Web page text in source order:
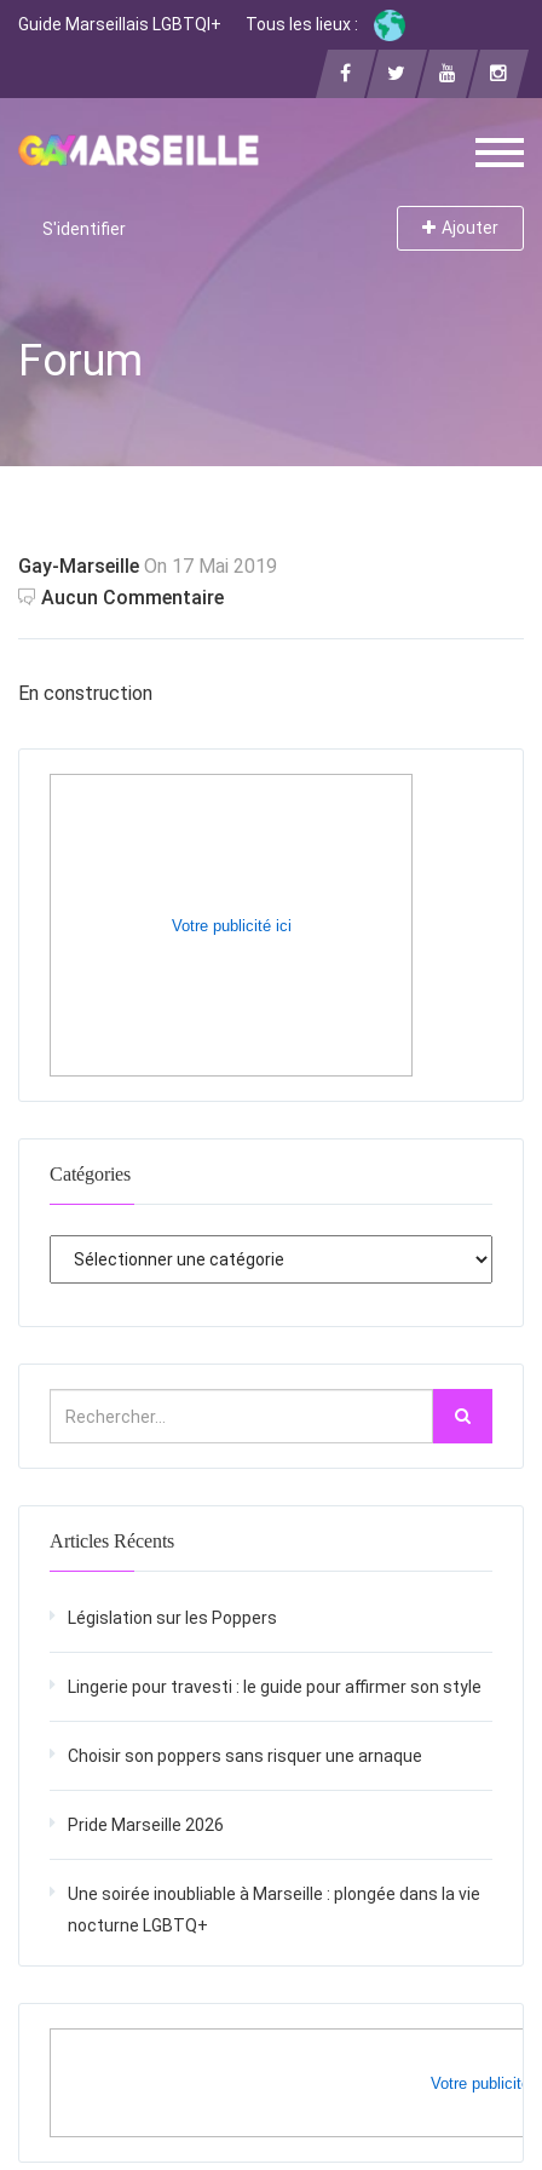
Guide Marseillais LGBTQI+ Tous les lieux :
S'identifier Ajouter
Forum
Gay-Marseille On 17 Mai 2019
Aucun Commentaire
En construction
Votre publicité ici
Catégories
Articles Récents
Législation sur les Poppers
Lingerie pour travesti : le guide pour affirmer son style
Choisir son poppers sans risquer une arnaque
Pride Marseille 2026
Une soirée inoubliable à Marseille : plongée dans la vie
nocturne LGBTQ+
Votre publicité